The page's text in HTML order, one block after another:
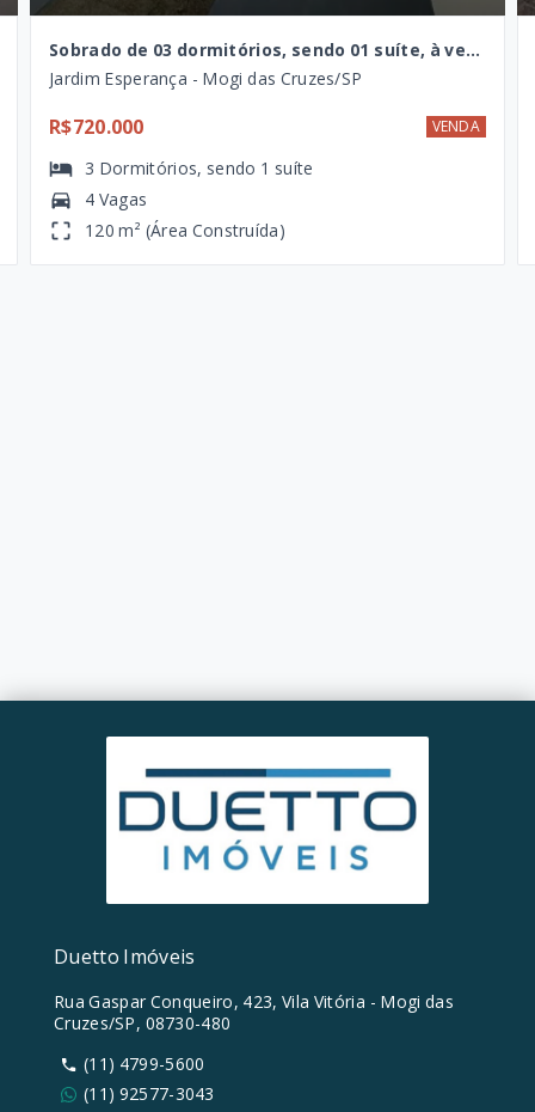
Sobrado de 03 dormitórios, sendo 01 suíte, à venda no Jardim Esperança, Mogi das Cruzes - SP
Jardim Esperança - Mogi das Cruzes/SP
R$720.000 VENDA
3 Dormitórios, sendo 1 suíte
4 Vagas
120 m² (Área Construída)
Duetto Imóveis
Rua Gaspar Conqueiro, 423, Vila Vitória - Mogi das
Cruzes/SP, 08730-480
(11) 4799-5600
(11) 92577-3043